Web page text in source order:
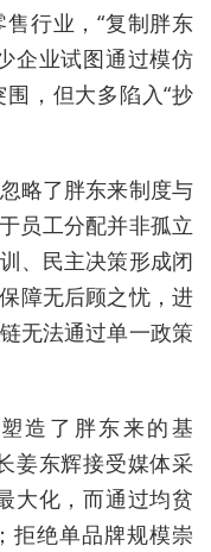
行业，“复制胖东
企业试图通过模仿
，但大多陷入“抄
略了胖东来制度与
员工分配并非孤立
、民主决策形成闭
障无后顾之忧，进
无法通过单一政策
造了胖东来的基
姜东辉接受媒体采
大化，而通过均贫
拒绝单品牌规模崇